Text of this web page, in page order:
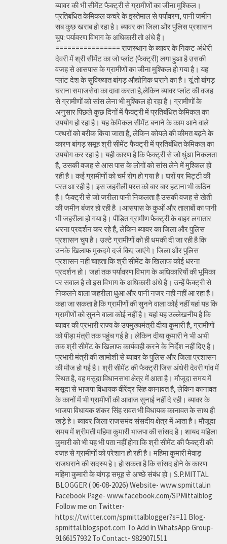
ब्यावर की भी सीमेंट फैक्ट्री से ग्रामीणों का जीना मुश्किल।
प्रतिबंधित केमिकल कचरे के इस्तेमाल से पर्यावरण, पानी जमीन
सब कुछ खराब हो रहा है। ब्यावर का जिला और पुलिस प्रशासन
चुप: पर्यावरण विभाग के अधिकारी तो अंधे हैं।
================ राजस्थान के ब्यावर के निकट अंधेरी
देवरी में श्री सीमेंट का जो प्लांट (फैक्ट्री) लगा हुआ है उसकी
वजह से आसपास के ग्रामीणों का जीना मुश्किल हो गया है। यह
प्लांट देश के सुविख्यात बांगड़ औद्योगिक घराने का है। यूं तो बांगड़
घराना समाजसेवा का दावा करता है,लेकिन ब्यावर प्लांट की वजह
से ग्रामीणों को सांस लेना भी मुश्किल हो रहा है। ग्रामीणों के
अनुसार पिछले कुछ दिनों में फैक्ट्री में प्रतिबंधित केमिकल का
उपयोग हो रहा है। यह केमिकल सीमेंट बनाने के काम आने वाले
पत्थरों को बरीक किया जाता है, लेकिन कोयले की कीमत बढ़ने के
कारण बांगड़ समूह श्री सीमेंट फैक्ट्री में प्रतिबंधित केमिकल का
उपयोग कर रहा है। यही कारण है कि फैक्ट्री से जो धुंआ निकलता
है, उसकी वजह से आस पास के लोगों को सांस लेने में मुश्किल हो
रही है। कई ग्रामीणों को चर्म रोग हो गया है। घरों पर मिट्टी की
परत आ रही है। इस जहरीली परत को बार बार हटाना भी कठिन
है। फैक्ट्री से जो जरीला पानी निकलता है उसकी वजह से खेती
की जमीन बंजर हो रही है ।आसपास के कुओं और तालाबों का पानी
भी जहरीला हो गया है। पीड़ित ग्रामीण फैक्ट्री के बाहर लगातार
धरना प्रदर्शन कर रहे हैं, लेकिन ब्यावर का जिला और पुलिस
प्रशासन चुप है। उल्टे ग्रामीणों को ही धमकी दी जा रही है कि
उनके खिलाफ मुकदमे दर्ज किए जाएंगे। जिला और पुलिस
प्रशासन नहीं चाहता कि श्री सीमेंट के खिलाफ कोई धरना
प्रदर्शन हो। जहां तक पर्यावरण विभाग के अधिकारियों की भूमिका
पर सवाल है तो इस विभाग के अधिकारी अंधे है। उन्हें फैक्ट्री से
निकलने वाला जहरीला धुआ और पानी नजर नही नहीं आ रहा है।
कहा जा सकता है कि ग्रामीणों की सुनने वाला कोई नहीं यहां यह कि
ग्रामीणों को सुनने वाला कोई नहीं है। यहां यह उल्लेखनीय है कि
ब्यावर की प्रभारी राज्य के उपमुख्यमंत्री दीया कुमारी है, ग्रामीणों
को पीड़ा मंत्री तक पहुंच गई है। लेकिन दीया कुमारी ने भी अभी
तक श्री सीमेंट के खिलाफ कार्यवाही करने के निर्देश नहीं दिए है।
प्रभारी मंत्री की खामोशी से ब्यावर के पुलिस और जिला प्रशासन
की मौज हो गई है। श्री सीमेंट की फैक्ट्री जिस अंधेरी देवरी गांव में
स्थित है, वह मसूदा विधानसभा क्षेत्र में आता है। मौजूदा समय में
मसूदा से भाजपा विधायक वीरेंद्र सिंह कानावत है, लेकिन कानावत
के कानों में भी ग्रामीणों की आवाज सुनाई नहीं दे रही। ब्यावर के
भाजपा विधायक शंकर सिंह रावत भी विधायक कानावत के साथ ही
खड़े हे। ब्यावर जिला राजसमंद संसदीय क्षेत्र में आता है। मौजूदा
समय में श्रीमती महिमा कुमारी भाजपा की सांसद है। शायद महिला
कुमारी को भी यह भी पता नहीं होगा कि श्री सीमेंट की फैक्ट्री की
वजह से ग्रामीणों को परेशान हो रही है। महिमा कुमारी मेवाड़
राजघराने की सदस्य हे। हो सकता है कि सांसद होने के कारण
महिमा कुमारी के बांगड़ समूह से अच्छे संबंध हो। S.P.MITTAL
BLOGGER ( 06-08-2026) Website- www.spmittal.in
Facebook Page- www.facebook.com/SPMittalblog
Follow me on Twitter-
https://twitter.com/spmittalblogger?s=11 Blog-
spmittal.blogspot.com To Add in WhatsApp Group-
9166157932 To Contact- 9829071511